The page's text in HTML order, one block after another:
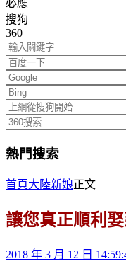
必應
搜狗
360
熱門搜索
首頁大陸新娘正文
讓您真正順利
2018 年 3 月 12 日